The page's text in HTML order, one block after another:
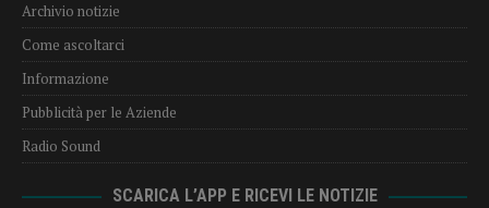
Archivio notizie
Come ascoltarci
Informazione
Pubblicità per le Aziende
Radio Sound
SCARICA L’APP E RICEVI LE NOTIZIE